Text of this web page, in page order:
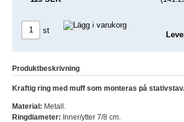
st
Produktbeskrivning
Kraftig ring med muff som monteras på stativstav.
Material: Metall.
Ringdiameter: Inner/ytter 7/8 cm.